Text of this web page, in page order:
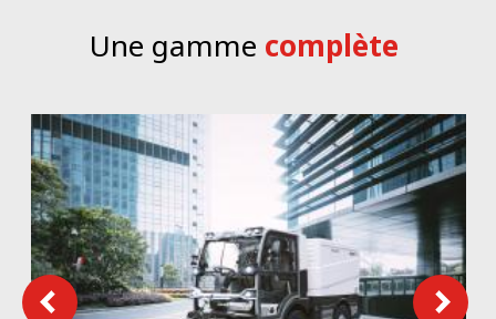
Une gamme complète